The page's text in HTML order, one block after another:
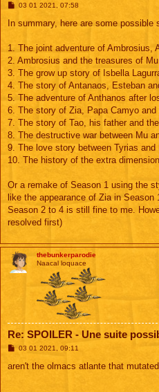
M
s
g
03 01 2021, 07:58
In summary, here are some possible
1. The joint adventure of Ambrosius,
2. Ambrosius and the treasures of
3. The grow up story of Isbella
4. The story of Antanaos, Esteban
5. The adventure of Anthanos after
6. The story of Zia, Papa Camyo
7. The story of Tao, his father and
8. The destructive war between Mu
9. The love story between Tyrias and
10. The history of the extra
Or a remake of Season 1 using the
like the appearance of Zia in
Season 2 to 4 is still fine to me.
resolved first)
thebunkerparodie
Naacal loquace
Re: SPOILER - Une suite
M
s
03 01 2021, 09:11
aren't the olmacs atlante that